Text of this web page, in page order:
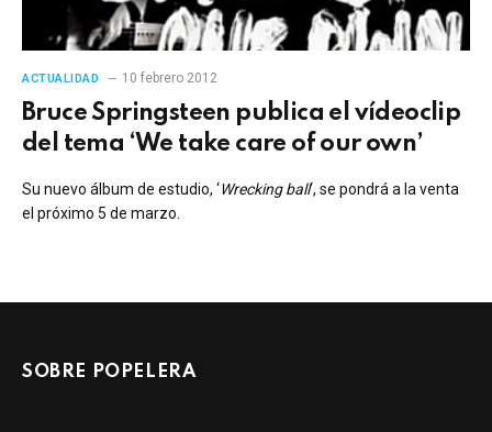
ACTUALIDAD 10 febrero 2012
Bruce Springsteen publica el vídeoclip
del tema ‘We take care of our own’
Su nuevo álbum de estudio, ‘Wrecking ball‘, se pondrá a la venta
el próximo 5 de marzo.
SOBRE POPELERA